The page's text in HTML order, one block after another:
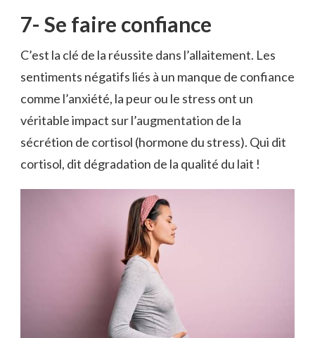
7- Se faire confiance
C’est la clé de la réussite dans l’allaitement. Les
sentiments négatifs liés à un manque de confiance
comme l’anxiété, la peur ou le stress ont un
véritable impact sur l’augmentation de la
sécrétion de cortisol (hormone du stress). Qui dit
cortisol, dit dégradation de la qualité du lait !